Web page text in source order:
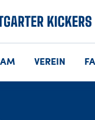
VEREIN